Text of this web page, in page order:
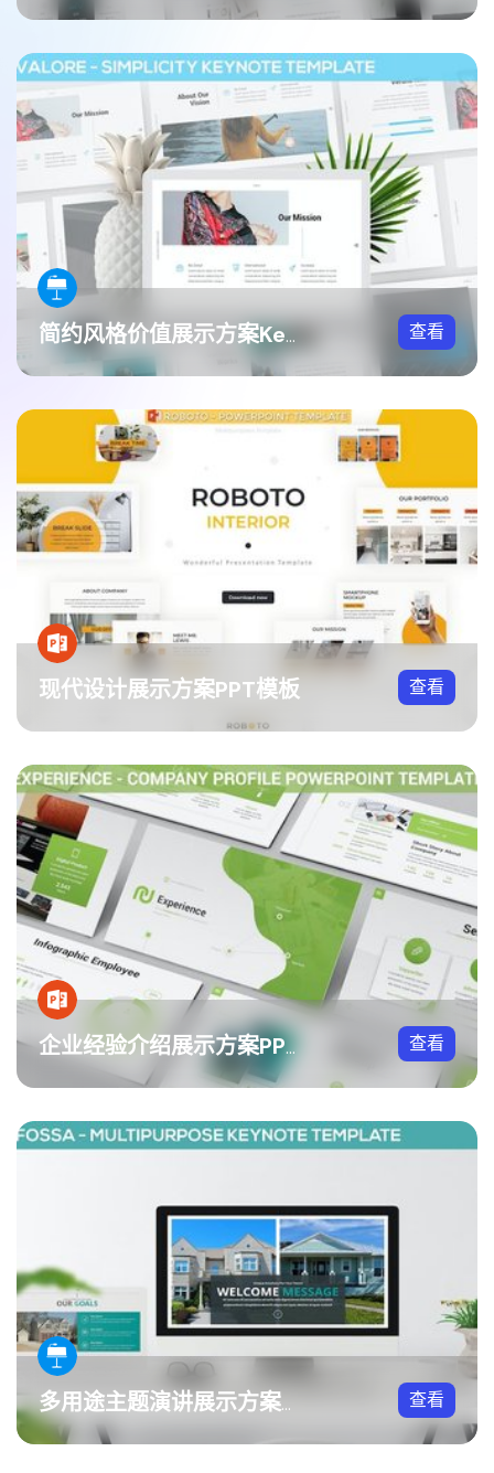
简约风格价值展示方案Keynote模板 查看
现代设计展示方案PPT模板 查看
企业经验介绍展示方案PPT模板 查看
多用途主题演讲展示方案Keynote模板 查看